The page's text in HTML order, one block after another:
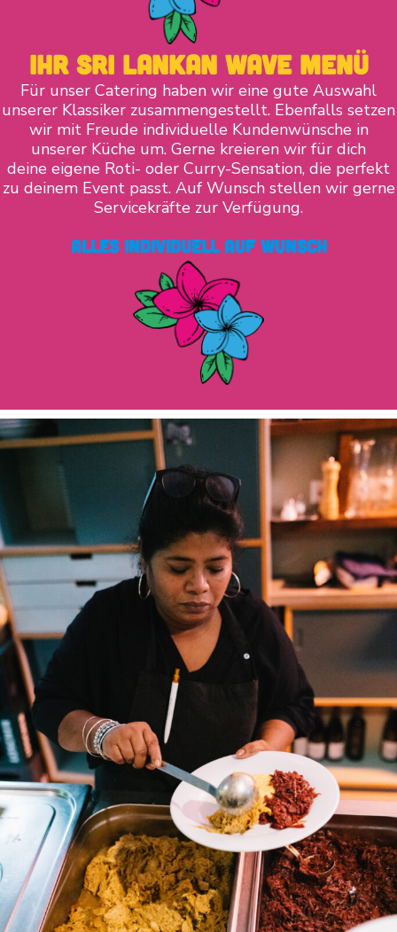
ihr Sri lankan wave menü
Für unser Catering haben wir eine gute Auswahl
unserer Klassiker zusammengestellt. Ebenfalls setzen
wir mit Freude individuelle Kundenwünsche in
unserer Küche um. Gerne kreieren wir für dich
deine eigene Roti- oder Curry-Sensation, die perfekt
zu deinem Event passt. Auf Wunsch stellen wir gerne
Servicekräfte zur Verfügung.
Alles individuell auf wunsch